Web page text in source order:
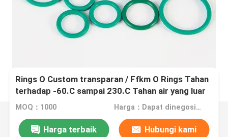
Rings O Custom transparan / Ffkm O Rings Tahan
terhadap -60.C sampai 230.C Tahan air yang luar
biasa
MOQ：1000 Harga：Dapat dinegosiasikan
Harga terbaik Hubungi kami